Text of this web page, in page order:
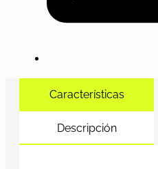
Características
Descripción